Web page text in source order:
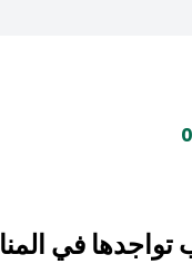
0
تواجدها في